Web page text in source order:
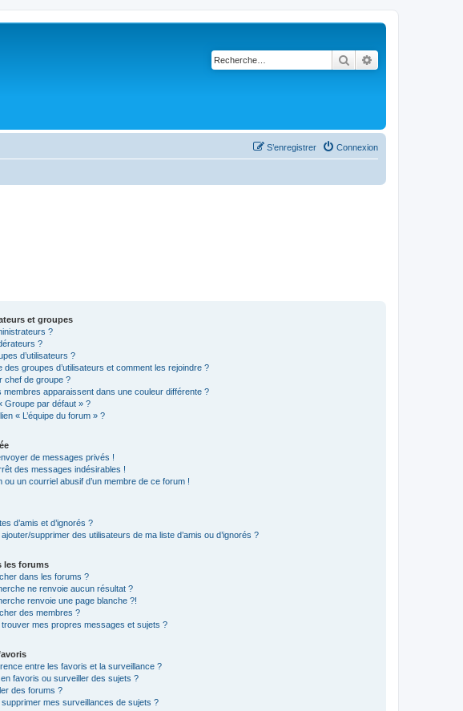
Rechercher
Connexion
S’enregistrer
et groupes
?
?
d’utilisateurs ?
des groupes d’utilisateurs et comment les rejoindre ?
chef de groupe ?
membres apparaissent dans une couleur différente ?
Groupe par défaut » ?
« L’équipe du forum » ?
de messages privés !
des messages indésirables !
ou un courriel abusif d’un membre de ce forum !
d’amis et d’ignorés ?
supprimer des utilisateurs de ma liste d’amis ou d’ignorés ?
les forums
dans les forums ?
ne renvoie aucun résultat ?
renvoie une page blanche ?!
des membres ?
trouver mes propres messages et sujets ?
entre les favoris et la surveillance ?
favoris ou surveiller des sujets ?
des forums ?
mes surveillances de sujets ?